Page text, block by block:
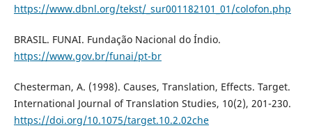
https://www.dbnl.org/tekst/_sur001182101_01/colofon.php
BRASIL. FUNAI. Fundação Nacional do Índio.
https://www.gov.br/funai/pt-br
Chesterman, A. (1998). Causes, Translation, Effects. Target.
International Journal of Translation Studies, 10(2), 201-230.
https://doi.org/10.1075/target.10.2.02che